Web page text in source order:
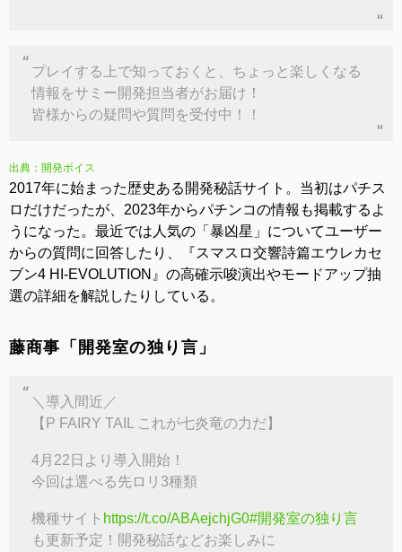
プレイする上で知っておくと、ちょっと楽しくなる
情報をサミー開発担当者がお届け！
皆様からの疑問や質問を受付中！！
出典：開発ボイス
2017年に始まった歴史ある開発秘話サイト。当初はパチス
ロだけだったが、2023年からパチンコの情報も掲載するよ
うになった。最近では人気の「暴凶星」についてユーザー
からの質問に回答したり、『スマスロ交響詩篇エウレカセ
ブン4 HI‐EVOLUTION』の高確示唆演出やモードアップ抽
選の詳細を解説したりしている。
藤商事「開発室の独り言」
＼導入間近／
【P FAIRY TAIL これが七炎竜の力だ】
4月22日より導入開始！
今回は選べる先ロリ3種類
機種サイト https://t.co/ABAejchjG0#開発室の独り言
も更新予定！開発秘話などお楽しみに